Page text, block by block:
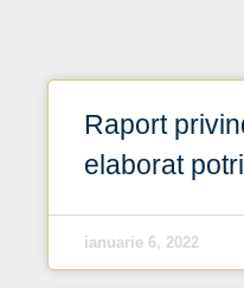
Raport
elaborat
ianuarie 6, 2022